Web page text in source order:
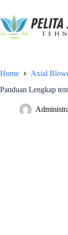
Home Axial
Panduan Lengkap